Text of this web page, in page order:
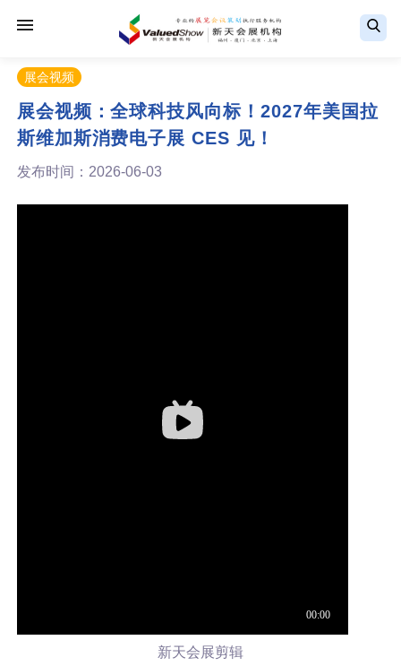
展会视频
展会视频：全球科技风向标！2027年美国拉
斯维加斯消费电子展 CES 见！
发布时间：2026-06-03
新天会展剪辑